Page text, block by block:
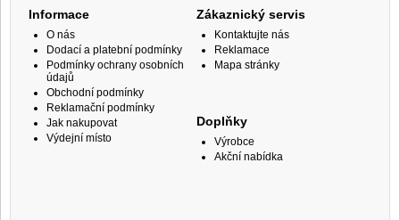
Informace
O nás
Dodací a platební podmínky
Podmínky ochrany osobních
údajů
Obchodní podmínky
Reklamační podmínky
Jak nakupovat
Výdejní místo
Zákaznický servis
Kontaktujte nás
Reklamace
Mapa stránky
Doplňky
Výrobce
Akční nabídka